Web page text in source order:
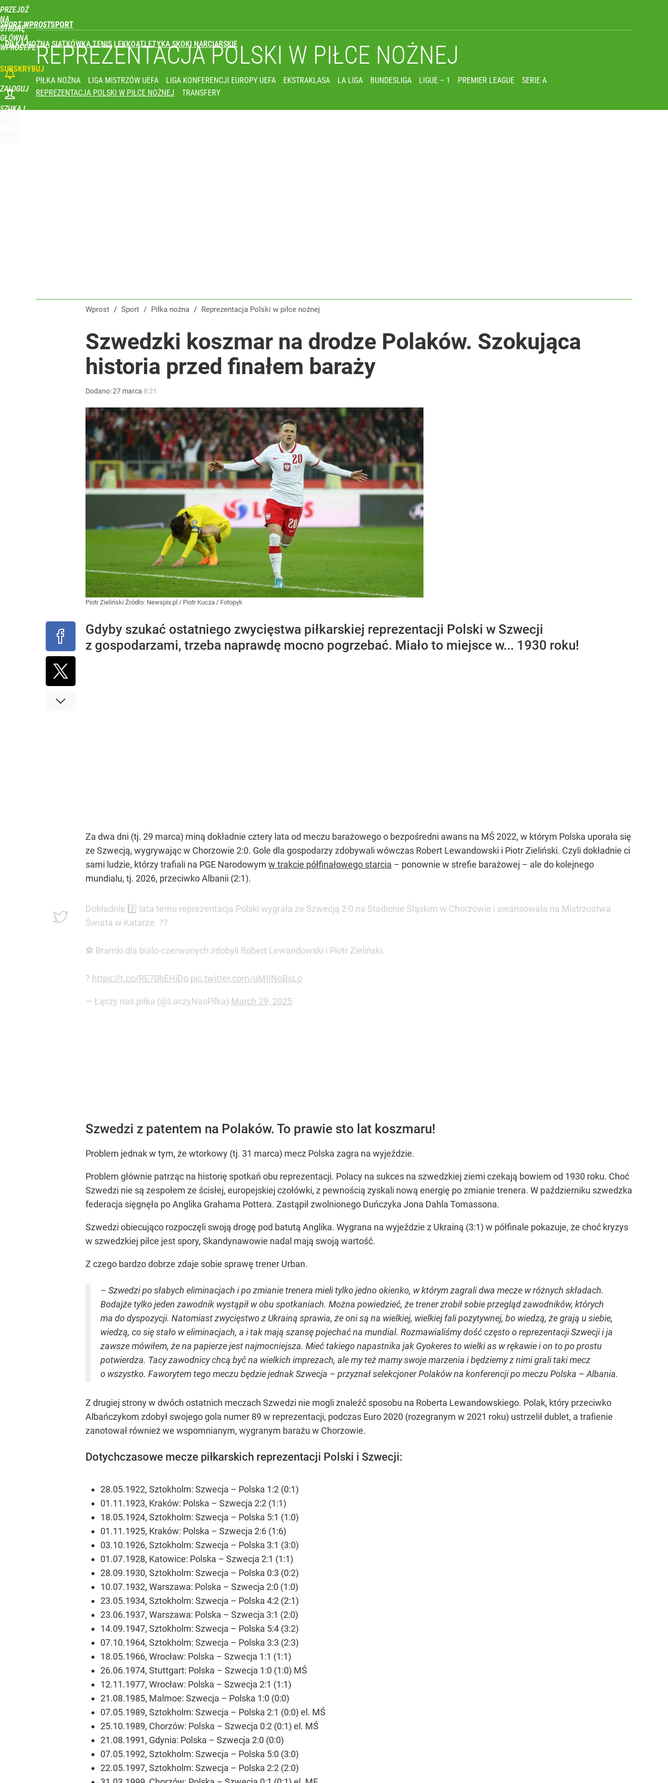
PRZEJDŹ
NA
STRONĘ
GŁÓWNĄ
WPROST.PL
SPORT WPROST
PIŁKA NOŻNA SIATKÓWKA TENIS LEKKOATLETYKA SKOKI NARCIARSKIE
SUBSKRYBUJ
ZALOGUJ
SZUKAJ
REPREZENTACJA POLSKI W PIŁCE NOŻNEJ
PIŁKA NOŻNA LIGA MISTRZÓW UEFA LIGA KONFERENCJI EUROPY UEFA EKSTRAKLASA LA LIGA BUNDESLIGA LIGUE – 1 PREMIER LEAGUE
SERIE A
REPREZENTACJA POLSKI W PIŁCE NOŻNEJ
TRANSFERY
Wprost / Sport / Piłka nożna / Reprezentacja Polski w piłce nożnej
Szwedzki koszmar na drodze Polaków. Szokująca
historia przed finałem baraży
Dodano:27 marca 8:21
Piotr Zieliński Źródło: Newspix.pl / Piotr Kucza / Fotopyk
Gdyby szukać ostatniego zwycięstwa piłkarskiej reprezentacji Polski w Szwecji
z gospodarzami, trzeba naprawdę mocno pogrzebać. Miało to miejsce w... 1930 roku!
Za dwa dni (tj. 29 marca) miną dokładnie cztery lata od meczu barażowego o bezpośredni awans na MŚ 2022, w którym Polska uporała się
ze Szwecją, wygrywając w Chorzowie 2:0. Gole dla gospodarzy zdobywali wówczas Robert Lewandowski i Piotr Zieliński. Czyli dokładnie ci
sami ludzie, którzy trafiali na PGE Narodowym w trakcie półfinałowego starcia – ponownie w strefie barażowej – ale do kolejnego
mundialu, tj. 2026, przeciwko Albanii (2:1).
Dokładnie 3️⃣ lata temu reprezentacja Polski wygrała ze Szwecją 2:0 na Stadionie Śląskim w Chorzowie i awansowała na Mistrzostwa
Świata w Katarze. ??
⚽ Bramki dla biało-czerwonych zdobyli Robert Lewandowski i Piotr Zieliński.
? https://t.co/RE70hEHiDo pic.twitter.com/uMIINoBsLo
— Łączy nas piłka (@LaczyNasPilka) March 29, 2025
Szwedzi z patentem na Polaków. To prawie sto lat koszmaru!
Problem jednak w tym, że wtorkowy (tj. 31 marca) mecz Polska zagra na wyjeździe.
Problem głównie patrząc na historię spotkań obu reprezentacji. Polacy na sukces na szwedzkiej ziemi czekają bowiem od 1930 roku. Choć
Szwedzi nie są zespołem ze ścisłej, europejskiej czołówki, z pewnością zyskali nową energię po zmianie trenera. W październiku szwedzka
federacja sięgnęła po Anglika Grahama Pottera. Zastąpił zwolnionego Duńczyka Jona Dahla Tomassona.
Szwedzi obiecująco rozpoczęli swoją drogę pod batutą Anglika. Wygrana na wyjeździe z Ukrainą (3:1) w półfinale pokazuje, że choć kryzys
w szwedzkiej piłce jest spory, Skandynawowie nadal mają swoją wartość.
Z czego bardzo dobrze zdaje sobie sprawę trener Urban.
– Szwedzi po słabych eliminacjach i po zmianie trenera mieli tylko jedno okienko, w którym zagrali dwa mecze w różnych składach.
Bodajże tylko jeden zawodnik wystąpił w obu spotkaniach. Można powiedzieć, że trener zrobił sobie przegląd zawodników, których
ma do dyspozycji. Natomiast zwycięstwo z Ukrainą sprawia, że oni są na wielkiej, wielkiej fali pozytywnej, bo wiedzą, że grają u siebie,
wiedzą, co się stało w eliminacjach, a i tak mają szansę pojechać na mundial. Rozmawialiśmy dość często o reprezentacji Szwecji i ja
zawsze mówiłem, że na papierze jest najmocniejsza. Mieć takiego napastnika jak Gyokeres to wielki as w rękawie i on to po prostu
potwierdza. Tacy zawodnicy chcą być na wielkich imprezach, ale my też mamy swoje marzenia i będziemy z nimi grali taki mecz
o wszystko. Faworytem tego meczu będzie jednak Szwecja – przyznał selekcjoner Polaków na konferencji po meczu Polska – Albania.
Z drugiej strony w dwóch ostatnich meczach Szwedzi nie mogli znaleźć sposobu na Roberta Lewandowskiego. Polak, który przeciwko
Albańczykom zdobył swojego gola numer 89 w reprezentacji, podczas Euro 2020 (rozegranym w 2021 roku) ustrzelił dublet, a trafienie
zanotował również we wspomnianym, wygranym barażu w Chorzowie.
Dotychczasowe mecze piłkarskich reprezentacji Polski i Szwecji:
28.05.1922, Sztokholm: Szwecja – Polska 1:2 (0:1)
01.11.1923, Kraków: Polska – Szwecja 2:2 (1:1)
18.05.1924, Sztokholm: Szwecja – Polska 5:1 (1:0)
01.11.1925, Kraków: Polska – Szwecja 2:6 (1:6)
03.10.1926, Sztokholm: Szwecja – Polska 3:1 (3:0)
01.07.1928, Katowice: Polska – Szwecja 2:1 (1:1)
28.09.1930, Sztokholm: Szwecja – Polska 0:3 (0:2)
10.07.1932, Warszawa: Polska – Szwecja 2:0 (1:0)
23.05.1934, Sztokholm: Szwecja – Polska 4:2 (2:1)
23.06.1937, Warszawa: Polska – Szwecja 3:1 (2:0)
14.09.1947, Sztokholm: Szwecja – Polska 5:4 (3:2)
07.10.1964, Sztokholm: Szwecja – Polska 3:3 (2:3)
18.05.1966, Wrocław: Polska – Szwecja 1:1 (1:1)
26.06.1974, Stuttgart: Polska – Szwecja 1:0 (1:0) MŚ
12.11.1977, Wrocław: Polska – Szwecja 2:1 (1:1)
21.08.1985, Malmoe: Szwecja – Polska 1:0 (0:0)
07.05.1989, Sztokholm: Szwecja – Polska 2:1 (0:0) el. MŚ
25.10.1989, Chorzów: Polska – Szwecja 0:2 (0:1) el. MŚ
21.08.1991, Gdynia: Polska – Szwecja 2:0 (0:0)
07.05.1992, Sztokholm: Szwecja – Polska 5:0 (3:0)
22.05.1997, Sztokholm: Szwecja – Polska 2:2 (2:0)